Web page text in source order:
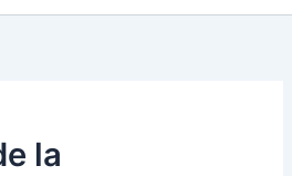
la